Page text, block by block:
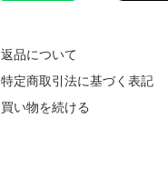
返品について
特定商取引法に基づく表記
買い物を続ける